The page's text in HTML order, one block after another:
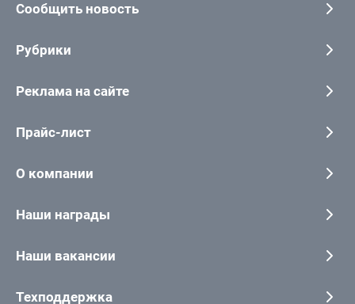
Сообщить новость
Рубрики
Реклама на сайте
Прайс-лист
О компании
Наши награды
Наши вакансии
Техподдержка